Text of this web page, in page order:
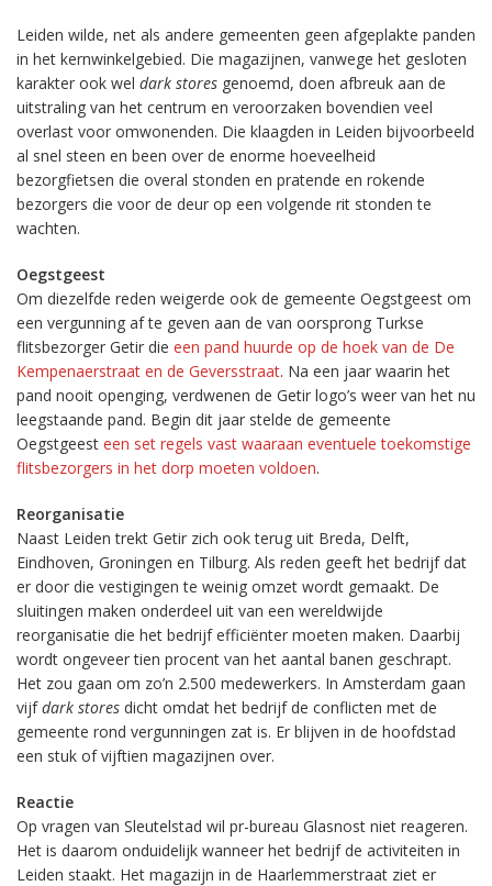
Leiden wilde, net als andere gemeenten geen afgeplakte panden
in het kernwinkelgebied. Die magazijnen, vanwege het gesloten
karakter ook wel dark stores genoemd, doen afbreuk aan de
uitstraling van het centrum en veroorzaken bovendien veel
overlast voor omwonenden. Die klaagden in Leiden bijvoorbeeld
al snel steen en been over de enorme hoeveelheid
bezorgfietsen die overal stonden en pratende en rokende
bezorgers die voor de deur op een volgende rit stonden te
wachten.
Oegstgeest
Om diezelfde reden weigerde ook de gemeente Oegstgeest om
een vergunning af te geven aan de van oorsprong Turkse
flitsbezorger Getir die een pand huurde op de hoek van de De
Kempenaerstraat en de Geversstraat. Na een jaar waarin het
pand nooit openging, verdwenen de Getir logo’s weer van het nu
leegstaande pand. Begin dit jaar stelde de gemeente
Oegstgeest een set regels vast waaraan eventuele toekomstige
flitsbezorgers in het dorp moeten voldoen.
Reorganisatie
Naast Leiden trekt Getir zich ook terug uit Breda, Delft,
Eindhoven, Groningen en Tilburg. Als reden geeft het bedrijf dat
er door die vestigingen te weinig omzet wordt gemaakt. De
sluitingen maken onderdeel uit van een wereldwijde
reorganisatie die het bedrijf efficiënter moeten maken. Daarbij
wordt ongeveer tien procent van het aantal banen geschrapt.
Het zou gaan om zo’n 2.500 medewerkers. In Amsterdam gaan
vijfdark stores dicht omdat het bedrijf de conflicten met de
gemeente rond vergunningen zat is. Er blijven in de hoofdstad
een stuk of vijftien magazijnen over.
Reactie
Op vragen van Sleutelstad wil pr-bureau Glasnost niet reageren.
Het is daarom onduidelijk wanneer het bedrijf de activiteiten in
Leiden staakt. Het magazijn in de Haarlemmerstraat ziet er